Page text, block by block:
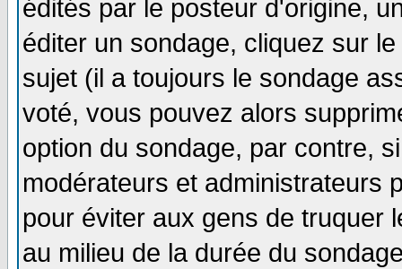
édités par le posteur d'origine,
éditer un sondage, cliquez sur
sujet (il a toujours le sondage
voté, vous pouvez alors
option du sondage, par contre,
modérateurs et administrateurs
pour éviter aux gens de truquer
au milieu de la durée du